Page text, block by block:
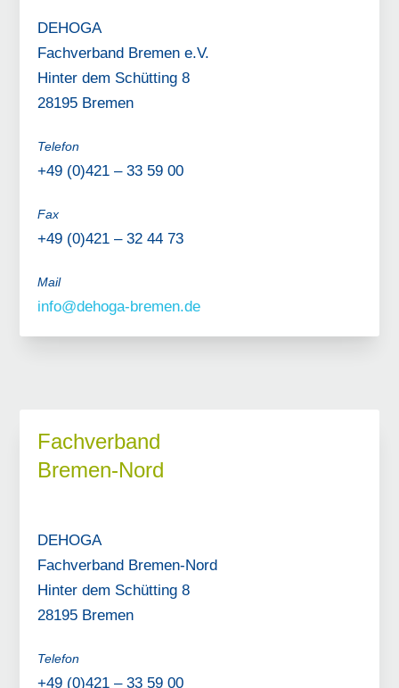
DEHOGA
Fachverband Bremen e.V.
Hinter dem Schütting 8
28195 Bremen
Telefon
+49 (0)421 – 33 59 00
Fax
+49 (0)421 – 32 44 73
Mail
info@dehoga-bremen.de
Fachverband
Bremen-Nord
DEHOGA
Fachverband Bremen-Nord
Hinter dem Schütting 8
28195 Bremen
Telefon
+49 (0)421 – 33 59 00